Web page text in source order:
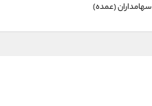
سهامداران (عمده)